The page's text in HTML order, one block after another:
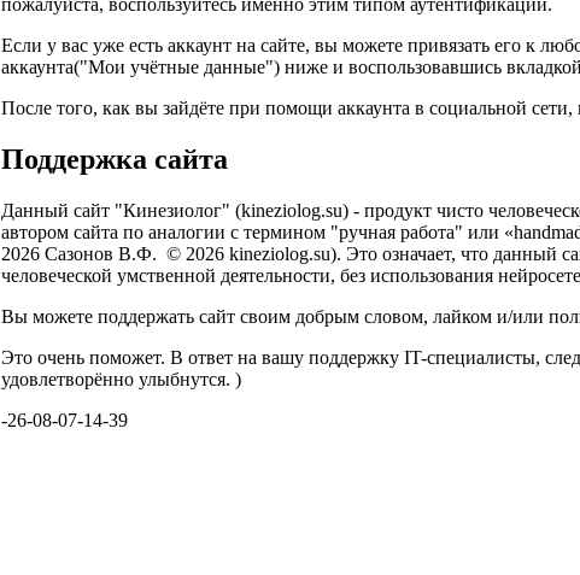
пожалуйста, воспользуйтесь именно этим типом аутентификации.
Если у вас уже есть аккаунт на сайте, вы можете привязать его к
аккаунта("Мои учётные данные") ниже и воспользовавшись
После того, как вы зайдёте при помощи аккаунта в социальной сети,
Поддержка сайта
Данный сайт "Кинезиолог" (kineziolog.su) - продукт чисто
автором сайта по аналогии с термином "ручная работа" или
2026 Сазонов В.Ф. © 2026 kineziolog.su). Это означает, что данный
человеческой умственной деятельности, без использования
Вы можете поддержать сайт своим добрым словом, лайком и/или
Это очень поможет. В ответ на вашу поддержку IT-специалисты,
удовлетворённо улыбнутся. )
-26-08-07-14-39